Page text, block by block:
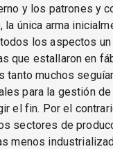
y los patrones y
la única arma
los aspectos
que estallaron en
tanto muchos
para la gestión
el fin. Por el
sectores de
menos